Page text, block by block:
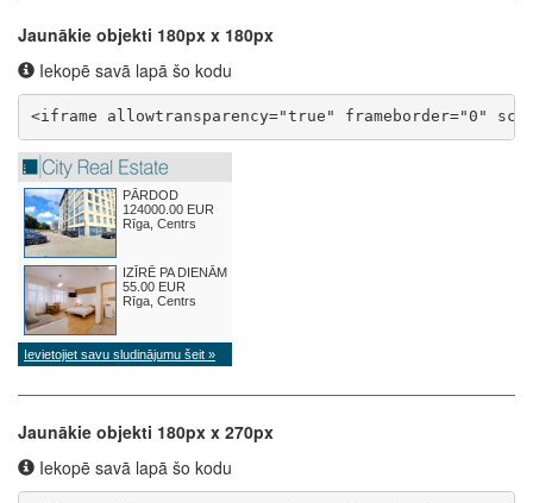
Jaunākie objekti 180px x 180px
Iekopē savā lapā šo kodu
<iframe allowtransparency="true" frameborder="0"
Jaunākie objekti 180px x 270px
Iekopē savā lapā šo kodu